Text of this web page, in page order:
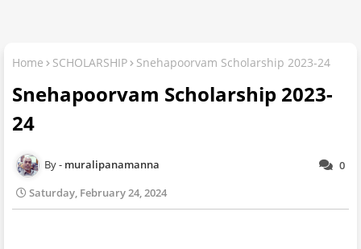
Home SCHOLARSHIP Snehapoorvam Scholarship 2023-24
Snehapoorvam Scholarship 2023-
24
0
muralipanamanna
Saturday, February 24, 2024